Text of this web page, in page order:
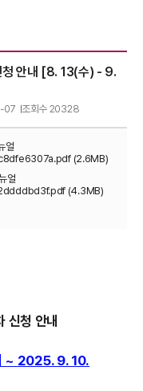
청 안내 [8. 13(수) - 9.
07 조회수 20328
얼
(홈페이지)_ca375c7fb6d44210b81255c8dfe6307a.pdf (2.6MB)
얼
(모바일)_71e63257ebee4e02ba3202f2ddddbd3f.pdf (4.3MB)
청 안내
~ 2025. 9. 10.